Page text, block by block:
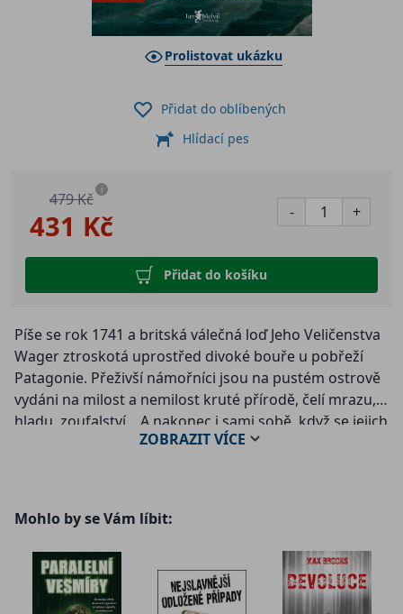
Prolistovat ukázku
431 Kč
479 Kč i
- +
Přidat do košíku
Přidat do oblíbených
Hlídací pes
Píše se rok 1741 a britská válečná loď Jeho Veličenstva
Wager ztroskotá uprostřed divoké bouře u pobřeží
Patagonie. Přeživší námořníci jsou na pustém ostrově
vydáni na milost a nemilost kruté přírodě, čelí mrazu,
hladu, zoufalství... A nakonec i sami sobě, když se jejich
tábořiště promění v dějiště vzpoury, vražd a
O holý život však muži z Wageru nebojují pouze na
ostrově, ale po dramatickém návratu do Anglie také u
válečného soudu. Ten má zjistit, kdo z přeživších říká
pravdu. A koho shledá vinným, bude viset.
ZOBRAZITVÍCE
Mohlo by se Vám líbit: